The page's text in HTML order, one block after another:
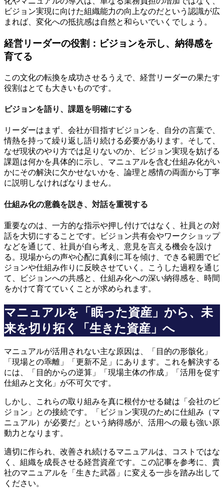
ビジョン実現に向けた組織能力の向上なのだという認識が広
まれば、変化への抵抗感は自然と和らいでいくでしょう。
経営リーダーの役割：ビジョンを示し、納得感を
育てる
この文化の転換を成功させるうえで、経営リーダーの果たす
役割はとても大きいものです。
ビジョンを語り、課題を明確にする
リーダーはまず、会社が目指すビジョンを、自分の言葉で、
情熱を持って繰り返し語り続ける必要があります。そして、
なぜ現状のやり方では足りないのか、ビジョン実現を妨げる
課題は何かを具体的に示し、マニュアルを含む仕組み化がい
かにその解決に欠かせないかを、論理と感情の両面から丁寧
に説明しなければなりません。
仕組み化の意義を説き、対話を重視する
重要なのは、一方的な指示や押し付けではなく、社員との対
話を大切にすることです。ビジョン共有会やワークショップ
などを通じて、社員が自ら考え、意見を言える機会を設け
る。現場からの声や心配に真剣に耳を傾け、できる範囲でビ
ジョンや仕組み作りに反映させていく。こうした過程を通じ
て、ビジョンへの共感と、仕組み化への深い納得感を、時間
をかけて育てていくことが求められます。
マニュアルを「眠った資産」から、未
来を切り拓く「生きた資産」へ
マニュアルが活用されない主な原因は、「目的の形骸化」
「現場との乖離」「更新不足」にあります。これを解決する
には、「目的からの逆算」「現場主体の作成」「活用を促す
仕組みと文化」が不可欠です。
しかし、これらの取り組みを真に根付かせる鍵は「会社のビ
ジョン」との接続です。「ビジョン実現のために仕組み（マ
ニュアル）が必要だ」という納得感が、活用への最も強い原
動力となります。
適切に作られ、改善され続けるマニュアルは、コストではな
く、組織を成長させる経営資産です。この記事を参考に、貴
社のマニュアルを「生きた武器」に変える一歩を踏み出して
ください。